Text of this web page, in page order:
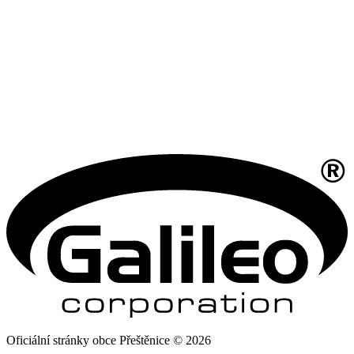
Oficiální stránky obce Přeštěnice © 2026